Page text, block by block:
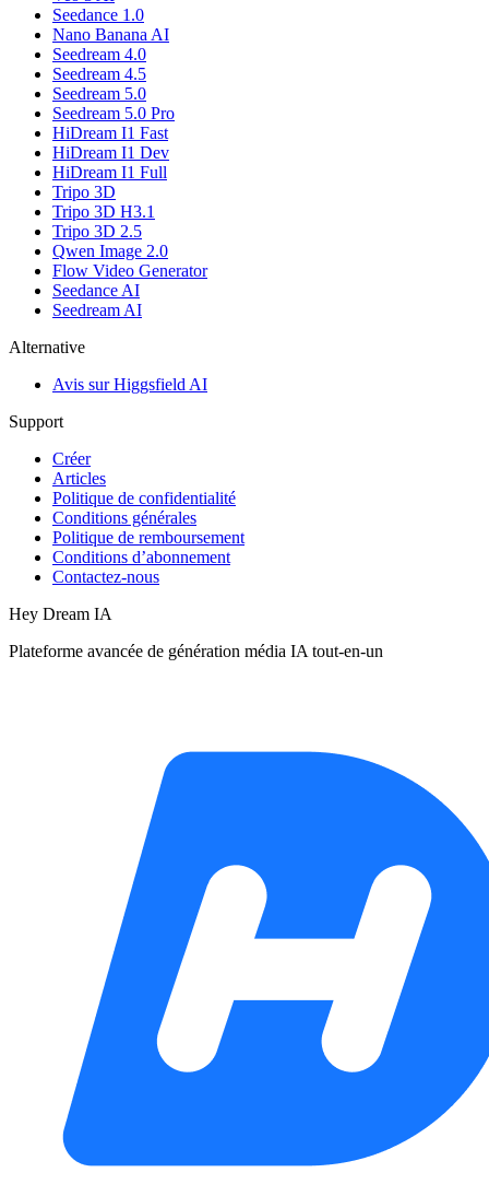
Seedance 1.0
Nano Banana AI
Seedream 4.0
Seedream 4.5
Seedream 5.0
Seedream 5.0 Pro
HiDream I1 Fast
HiDream I1 Dev
HiDream I1 Full
Tripo 3D
Tripo 3D H3.1
Tripo 3D 2.5
Qwen Image 2.0
Flow Video Generator
Seedance AI
Seedream AI
Alternative
Avis sur Higgsfield AI
Support
Créer
Articles
Politique de confidentialité
Conditions générales
Politique de remboursement
Conditions d’abonnement
Contactez-nous
Hey Dream IA
Plateforme avancée de génération média IA tout-en-un